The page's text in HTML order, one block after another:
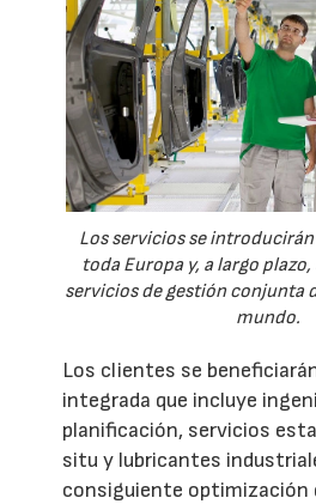
Los servicios se
toda Europa y, a largo
servicios de gestión conjunta
mundo.
Los clientes se
integrada que incluye
planificación, servicios
situ y lubricantes
consiguiente optimización